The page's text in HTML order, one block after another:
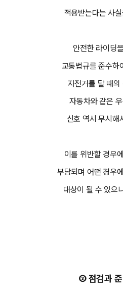
적용받는다는 사
안전한 라이딩
교통법규를 준수하
자전거를 탈 때의
자동차와 같은
신호 역시 무시해
이를 위반할 경우
부담되며 어떤 경우
대상이 될 수 있으
③ 점검과